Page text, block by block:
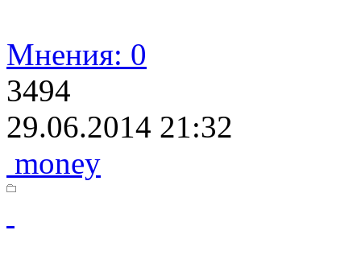
Мнения: 0
3494
29.06.2014 21:32
money